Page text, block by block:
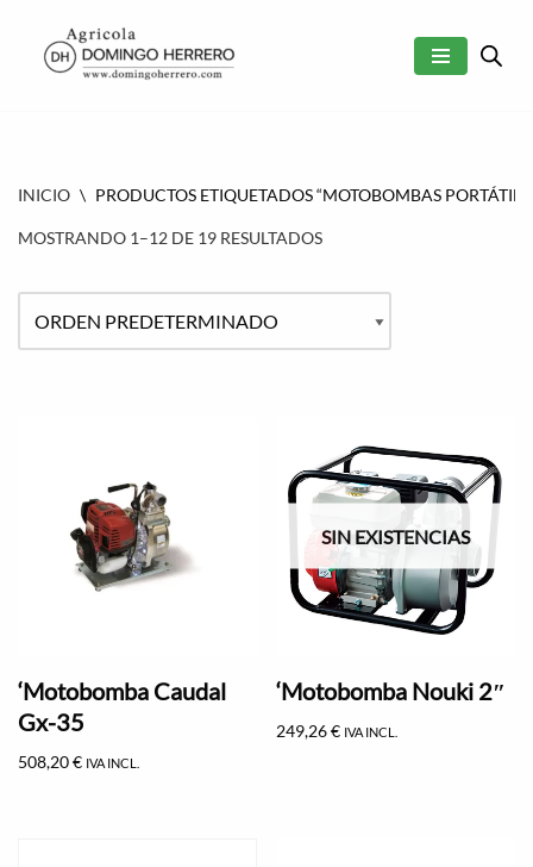
SALTAR
INICIO \ PRODUCTOS ETIQUETADOS “MOTOBOMBAS
MOSTRANDO 1–12 DE 19 RESULTADOS
‘Motobomba Caudal
Gx-35
508,20€ IVA INCL.
SIN EXISTENCIAS
‘Motobomba Nouki 2″
249,26€ IVA INCL.